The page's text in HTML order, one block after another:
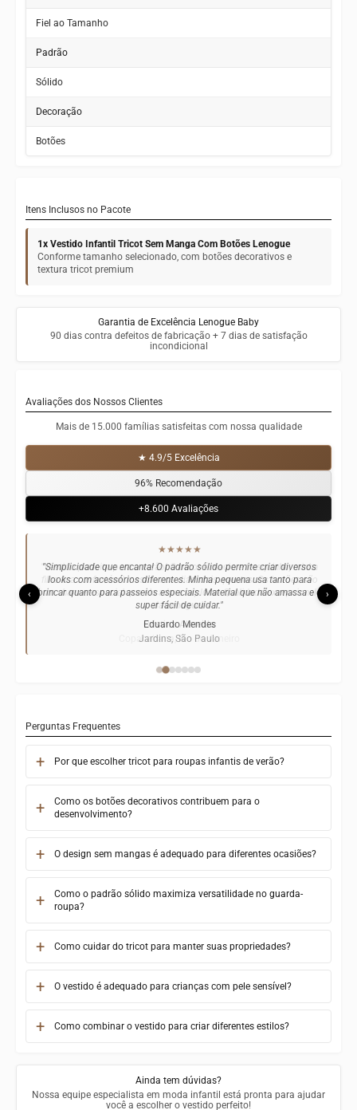
Fiel ao Tamanho
Padrão
Sólido
Decoração
Botões
Itens Inclusos no Pacote
1x Vestido Infantil Tricot Sem Manga Com Botões Lenogue
Conforme tamanho selecionado, com botões decorativos e
textura tricot premium
Garantia de Excelência Lenogue Baby
90 dias contra defeitos de fabricação + 7 dias de satisfação
incondicional
Avaliações dos Nossos Clientes
Mais de 15.000 famílias satisfeitas com nossa qualidade
★ 4.9/5 Excelência
96% Recomendação
+8.600 Avaliações
‹ ›
★★★★★
"Simplicidade que encanta! O padrão sólido permite criar diversos
looks com acessórios diferentes. Minha pequena usa tanto para
brincar quanto para passeios especiais. Material que não amassa e é
super fácil de cuidar."
Eduardo Mendes
Jardins, São Paulo
Perguntas Frequentes
Por que escolher tricot para roupas infantis de verão?
Como os botões decorativos contribuem para o
desenvolvimento?
O design sem mangas é adequado para diferentes ocasiões?
Como o padrão sólido maximiza versatilidade no guarda-
roupa?
Como cuidar do tricot para manter suas propriedades?
O vestido é adequado para crianças com pele sensível?
Como combinar o vestido para criar diferentes estilos?
Ainda tem dúvidas?
Nossa equipe especialista em moda infantil está pronta para ajudar
você a escolher o vestido perfeito!